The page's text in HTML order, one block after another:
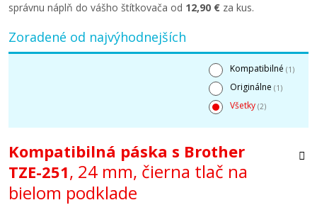
správnu náplň do vášho štítkovača od 12,90 € za kus.
Zoradené od najvýhodnejších
Kompatibilné (1)
Originálne (1)
Všetky (2)
Kompatibilná páska s Brother
TZE-251, 24 mm, čierna tlač na
bielom podklade